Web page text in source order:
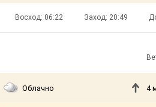
Восход: 06:22 Заход: 20:49
Облачно 4